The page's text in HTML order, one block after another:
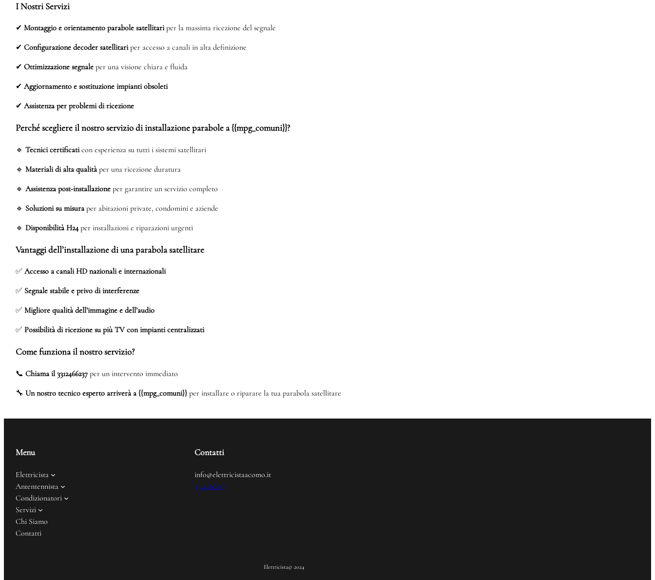
I Nostri Servizi
✔ Montaggio e orientamento parabole satellitariper la massima ricezione del segnale
✔ Configurazione decoder satellitariper accesso a canali in alta definizione
✔ Ottimizzazione segnale per una visione chiara e fluida
✔ Aggiornamento e sostituzione impianti obsoleti
✔ Assistenza per problemi di ricezione
Perché scegliere il nostro servizio di installazione parabole a {{mpg_comuni}}?
🔹 Tecnici certificaticon esperienza su tutti i sistemi satellitari
🔹 Materiali di alta qualitàper una ricezione duratura
🔹 Assistenza post-installazione per garantire un servizio completo
🔹 Soluzioni su misuraper abitazioni private, condomini e aziende
🔹 Disponibilità H24per installazioni e riparazioni urgenti
Vantaggi dell’installazione di una parabola satellitare
✅ Accesso a canali HD nazionali e internazionali
✅ Segnale stabile e privo di interferenze
✅ Migliore qualità dell’immagine e dell’audio
✅ Possibilità di ricezione su più TV con impianti centralizzati
Come funziona il nostro servizio?
📞 Chiama il 3312466237 per un intervento immediato
🔧 Un nostro tecnico esperto arriverà a {{mpg_comuni}} per installare o riparare la tua parabola satellitare
Menu
Elettricista
Antentennista
Condizionatori
Servizi
Chi Siamo
Contatti
Contatti
info@elettricistaacomo.it
3312466237
Elettricista© 2024